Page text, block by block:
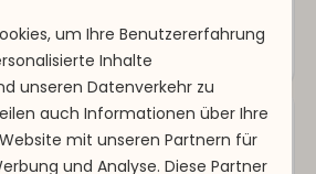
Sapinière in Type D
Aufenthalt im Juli 2026
um Ihre Benutzererfahrung
Inhalte
unseren Datenverkehr zu
auch Informationen über Ihre
mit unseren Partnern für
und Analyse. Diese Partner